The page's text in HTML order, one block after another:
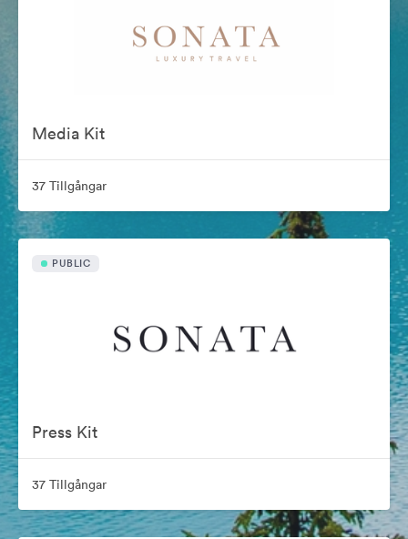
Media Kit
37 Tillgångar
PUBLIC
Press Kit
37 Tillgångar